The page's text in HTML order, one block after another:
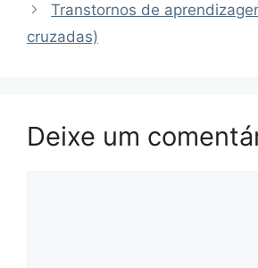
Transtornos de
cruzadas)
Deixe um